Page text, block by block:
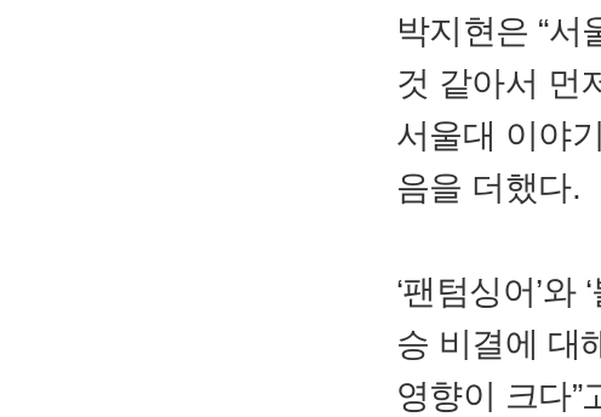
박지현은 “서
것 같아서 먼
서울대 이야
음을 더했다.
‘팬텀싱어’와
승 비결에 대
영향이 크다”